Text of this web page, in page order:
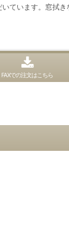
ています。窓拭
FAXでの注文はこちら